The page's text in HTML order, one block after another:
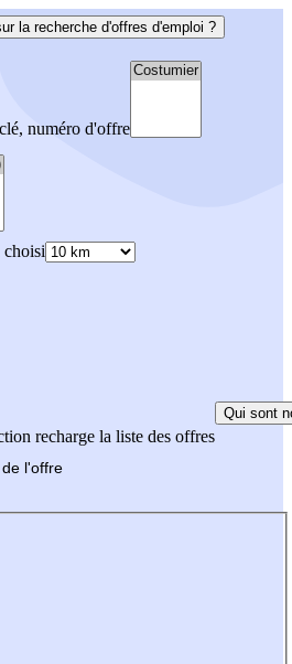
la recherche d'offres d'emploi ?
numéro d'offre
choisi
recharge la liste des offres
Qui sont
de l'offre